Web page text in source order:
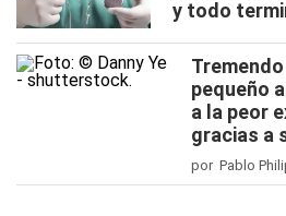
y todo
pequeño
a la peor
gracias a
por Pablo